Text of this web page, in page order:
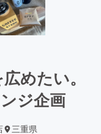
めたい。
ジ企画
三重県